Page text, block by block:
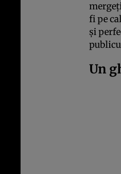
fi pe
și
Un